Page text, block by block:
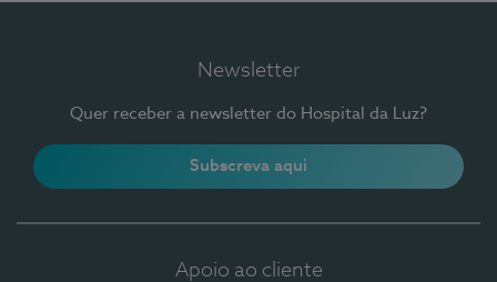
Newsletter
Quer receber a newsletter do Hospital da Luz?
Subscreva aqui
Apoio ao cliente